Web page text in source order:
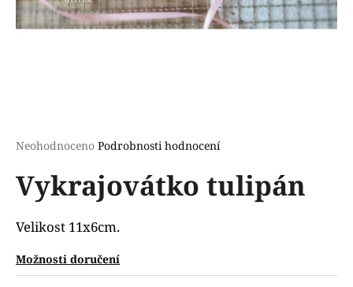
Průměrné
produktu
je
z
5
Neohodnoceno Podrobnosti hodnocení
Vykrajovátko tulipán
Velikost 11x6cm.
Možnosti doručení
a
HLEDAT
D
o